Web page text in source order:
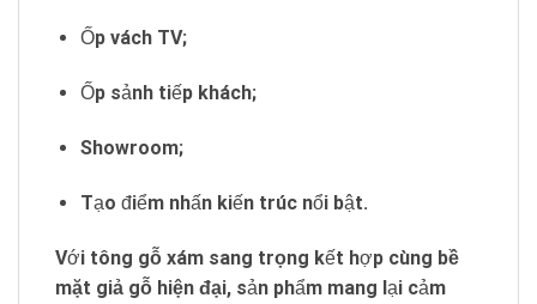
Ốp vách TV;
Ốp sảnh tiếp khách;
Showroom;
Tạo điểm nhấn kiến trúc nổi bật.
Với tông gỗ xám sang trọng kết hợp cùng bề
mặt giả gỗ hiện đại, sản phẩm mang lại cảm